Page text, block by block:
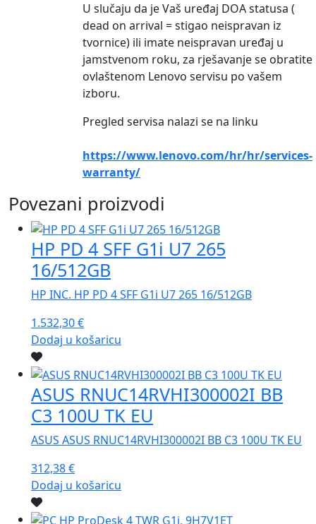
U slučaju da je Vaš uređaj DOA statusa (
dead on arrival = stigao neispravan iz
tvornice) ili imate neispravan uređaj u
jamstvenom roku, za rješavanje se obratite
ovlaštenom Lenovo servisu po vašem
izboru.
Pregled servisa nalazi se na linku
https://www.lenovo.com/hr/hr/services-
warranty/
Povezani proizvodi
HP PD 4 SFF G1i U7 265
16/512GB
HP INC. HP PD 4 SFF G1i U7 265 16/512GB
1.532,30€
Dodaj u košaricu
ASUS RNUC14RVHI300002I BB
C3 100U TK EU
ASUS ASUS RNUC14RVHI300002I BB C3 100U TK EU
312,38€
Dodaj u košaricu